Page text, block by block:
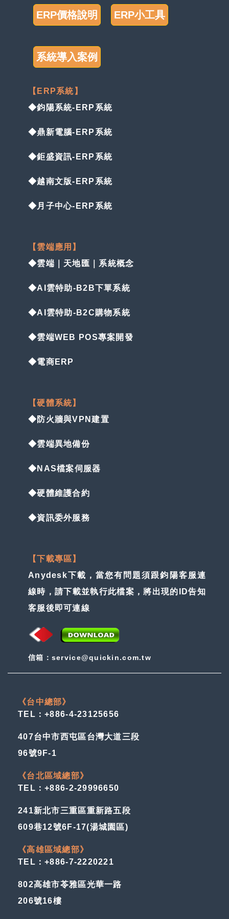
ERP價格說明 ERP小工具
系統導入案例
【ERP系統】
◆鈞陽系統-ERP系統
◆鼎新電腦-ERP系統
◆鉅盛資訊-ERP系統
◆越南文版-ERP系統
◆月子中心-ERP系統
【雲端應用】
◆雲端｜天地匯｜系統概念
◆AI雲特助-B2B下單系統
◆AI雲特助-B2C購物系統
◆雲端WEB POS專案開發
◆電商ERP
【硬體系統】
◆防火牆與VPN建置
◆雲端異地備份
◆NAS檔案伺服器
◆硬體維護合約
◆資訊委外服務
【下載專區】
Anydesk下載，當您有問題須跟鈞陽客服連
線時，請下載並執行此檔案，將出現的ID告知
客服後即可連線
信箱：service@quickin.com.tw
《台中總部》
TEL：+886-4-23125656
407台中市西屯區台灣大道三段
96號9F-1
《台北區域總部》
TEL：+886-2-29996650
241新北市三重區重新路五段
609巷12號6F-17(湯城園區)
《高雄區域總部》
TEL：+886-7-2220221
802高雄市苓雅區光華一路
206號16樓